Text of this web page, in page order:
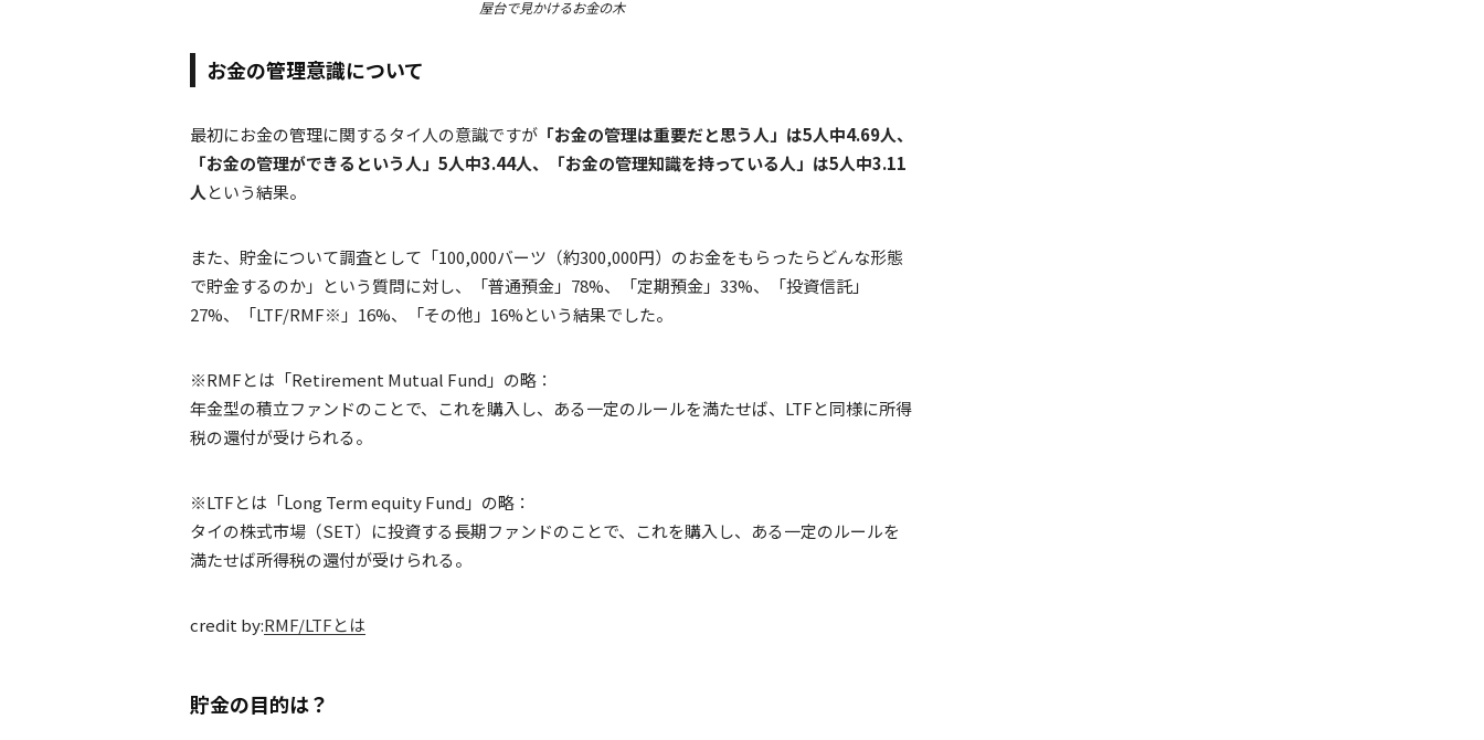
屋台で見かけるお金の木
お金の管理意識について
最初にお金の管理に関するタイ人の意識ですが 「お金の管理は重要だと思う人」は5人中4.69人、
「お金の管理ができるという人」5人中3.44人、「お金の管理知識を持っている人」は5人中3.11
人という結果。
また、貯金について調査として「100,000バーツ（約300,000円）のお金をもらったらどんな形態
で貯金するのか」という質問に対し、「普通預金」78%、「定期預金」33%、「投資信託」
27%、「LTF/RMF※」16%、「その他」16%という結果でした。
※RMFとは「Retirement Mutual Fund」の略：
年金型の積立ファンドのことで、これを購入し、ある一定のルールを満たせば、LTFと同様に所得
税の還付が受けられる。
※LTFとは「Long Term equity Fund」の略：
タイの株式市場（SET）に投資する長期ファンドのことで、これを購入し、ある一定のルールを
満たせば所得税の還付が受けられる。
credit by:RMF/LTFとは
貯金の目的は？